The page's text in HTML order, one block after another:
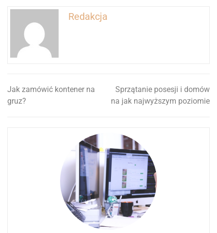
Redakcja
Nawigacja
wpisu
Jak zamówić kontener na
gruz?
Sprzątanie posesji i domów
na jak najwyższym poziomie